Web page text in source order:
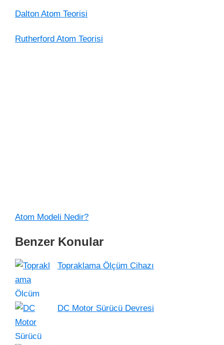
Dalton Atom Teorisi
Rutherford Atom Teorisi
Atom Modeli Nedir?
Benzer Konular
Topraklama Ölçüm Cihazı
DC Motor Sürücü Devresi